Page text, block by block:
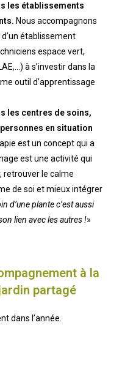
les établissements
Nous accompagnons
d’un établissement
espace vert,
à s’investir dans la
outil d’apprentissage
les centres de soins,
en situation
est un concept qui a
est une activité qui
retrouver le calme
de soi et mieux intégrer
d’une plante c’est aussi
lien avec les autres !»
à la
partagé
dans l’année.